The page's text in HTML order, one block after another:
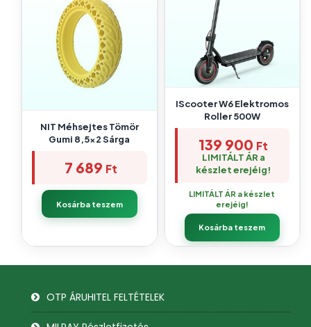
NIT Méhsejtes Tömör
Gumi 8,5×2 Sárga
7 689 Ft
Kosárba teszem
IScooter W6 Elektromos
Roller 500W
139 900 Ft
LIMITÁLT ÁR a
készlet erejéig!
LIMITÁLT ÁR a készlet
erejéig!
Kosárba teszem
OTP ÁRUHITEL FELTÉTELEK